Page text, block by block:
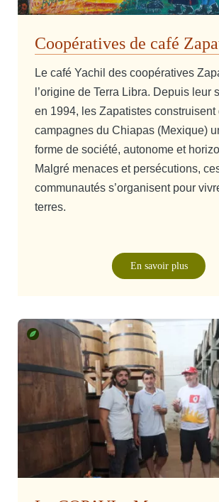
Coopératives de café
Le café Yachil des coopératives
l’origine de Terra Libra. Depuis leur
en 1994, les Zapatistes construisent
campagnes du Chiapas (Mexique)
forme de société, autonome et
Malgré menaces et persécutions,
communautés s’organisent pour
terres.
En savoir plus